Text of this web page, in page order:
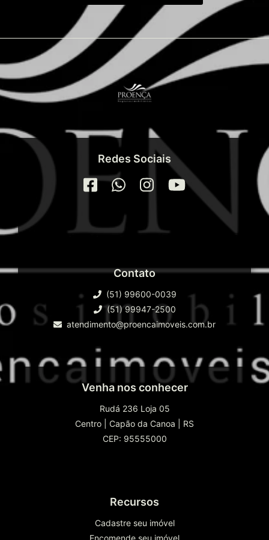
Redes Sociais
Contato
(51) 99600-0039
(51) 99947-2500
atendimento@proencaimoveis.com.br
Venha nos conhecer
Rudá 236 Loja 05
Centro
Capão da Canoa
RS
CEP: 95555000
Recursos
Cadastre seu imóvel